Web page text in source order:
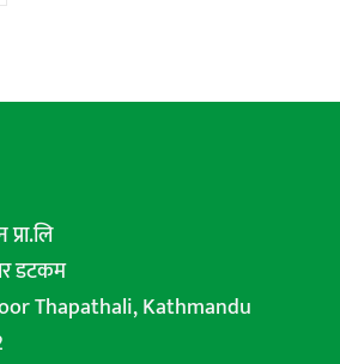
डटकम
Thapathali, Kathmandu